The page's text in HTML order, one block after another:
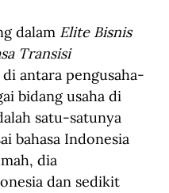
dalam Elite Bisnis
Transisi
di antara pengusaha-
bidang usaha di
satu-satunya
bahasa Indonesia
dia
dan sedikit